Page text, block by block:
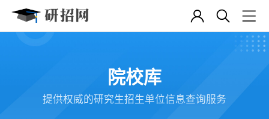
院校库
提供权威的研究生招生单位信息查询服务